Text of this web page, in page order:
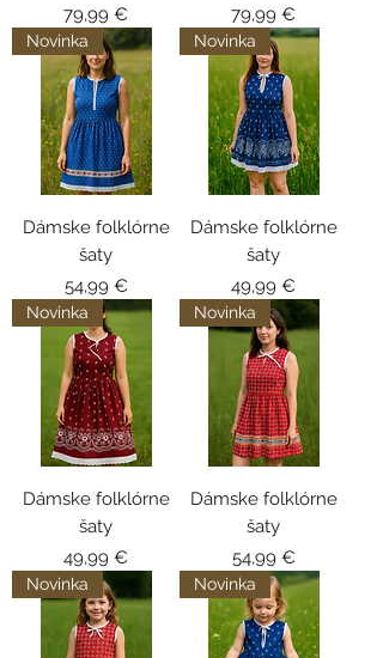
Cena
79,99 €
Cena
79,99 €
Novinka
Dámske folklórne
šaty
Cena
54,99 €
Novinka
Dámske folklórne
šaty
Cena
49,99 €
Novinka
Dámske folklórne
šaty
Cena
49,99 €
Novinka
Dámske folklórne
šaty
Cena
54,99 €
Novinka Novinka